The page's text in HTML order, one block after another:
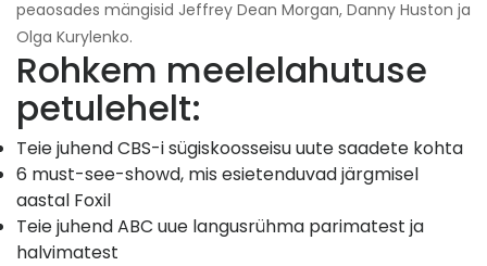
peaosades mängisid Jeffrey Dean Morgan, Danny Huston ja
Olga Kurylenko.
Rohkem meelelahutuse
petulehelt:
Teie juhend CBS-i sügiskoosseisu uute saadete kohta
6 must-see-showd, mis esietenduvad järgmisel
aastal Foxil
Teie juhend ABC uue langusrühma parimatest ja
halvimatest